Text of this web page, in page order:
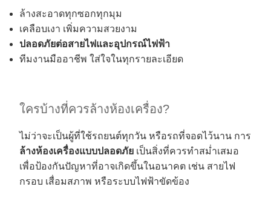
ล้างสะอาดทุกซอกทุกมุม
เคลือบเงา เพิ่มความสวยงาม
ปลอดภัยต่อสายไฟและอุปกรณ์ไฟฟ้า
ทีมงานมืออาชีพ ใส่ใจในทุกรายละเอียด
ใครบ้างที่ควรล้างห้องเครื่อง?
ไม่ว่าจะเป็นผู้ที่ใช้รถยนต์ทุกวัน หรือรถที่จอดไว้นาน การ
ล้างห้องเครื่องแบบปลอดภัย เป็นสิ่งที่ควรทำสม่ำเสมอ
เพื่อป้องกันปัญหาที่อาจเกิดขึ้นในอนาคต เช่น สายไฟ
กรอบ เสื่อมสภาพ หรือระบบไฟฟ้าขัดข้อง